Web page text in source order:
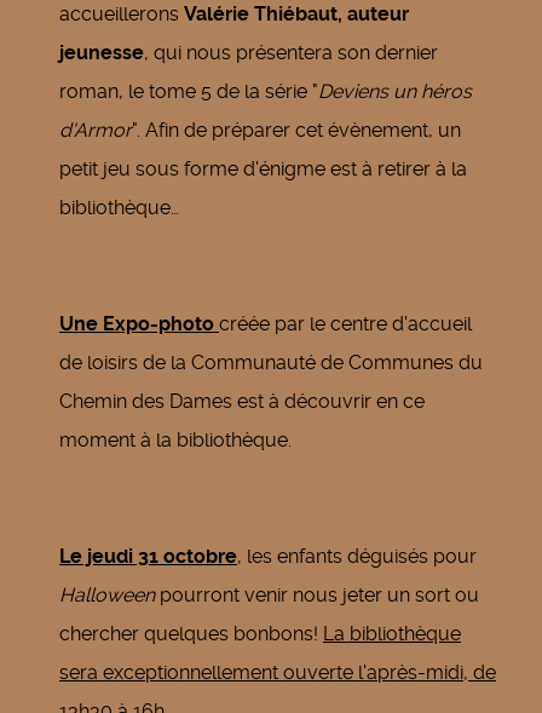
accueillerons Valérie Thiébaut, auteur
jeunesse, qui nous présentera son dernier
roman, le tome 5 de la série "Deviens un héros
d'Armor". Afin de préparer cet évènement, un
petit jeu sous forme d'énigme est à retirer à la
bibliothèque…
Une Expo-photo créée par le centre d'accueil
de loisirs de la Communauté de Communes du
Chemin des Dames est à découvrir en ce
moment à la bibliothèque.
Le jeudi 31 octobre, les enfants déguisés pour
Halloweenpourront venir nous jeter un sort ou
chercher quelques bonbons! La bibliothèque
sera exceptionnellement ouverte l'après-midi, de